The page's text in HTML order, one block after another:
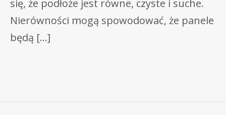
się, że podłoże jest równe, czyste i suche.
Nierówności mogą spowodować, że panele
będą […]